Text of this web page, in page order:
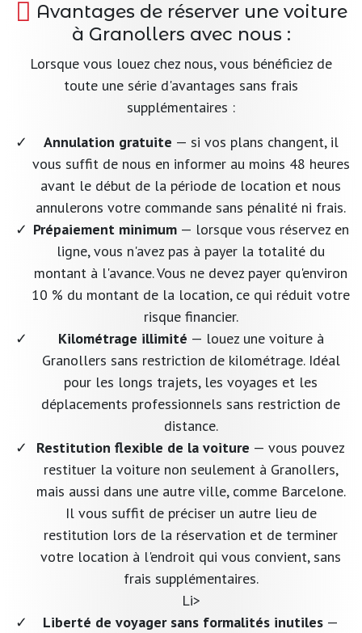
Avantages de réserver une voiture
à Granollers avec nous :
Lorsque vous louez chez nous, vous bénéficiez de
toute une série d'avantages sans frais
supplémentaires :
Annulation gratuite — si vos plans changent, il
vous suffit de nous en informer au moins 48 heures
avant le début de la période de location et nous
annulerons votre commande sans pénalité ni frais.
Prépaiement minimum— lorsque vous réservez en
ligne, vous n'avez pas à payer la totalité du
montant à l'avance. Vous ne devez payer qu'environ
10 % du montant de la location, ce qui réduit votre
risque financier.
Kilométrage illimité — louez une voiture à
Granollers sans restriction de kilométrage. Idéal
pour les longs trajets, les voyages et les
déplacements professionnels sans restriction de
distance.
Restitution flexible de la voiture — vous pouvez
restituer la voiture non seulement à Granollers,
mais aussi dans une autre ville, comme Barcelone.
Il vous suffit de préciser un autre lieu de
restitution lors de la réservation et de terminer
votre location à l'endroit qui vous convient, sans
frais supplémentaires.
Li>
Liberté de voyager sans formalités inutiles —